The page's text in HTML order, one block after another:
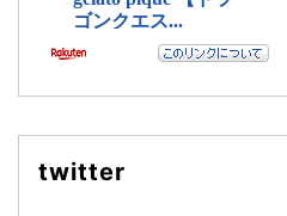
twitter